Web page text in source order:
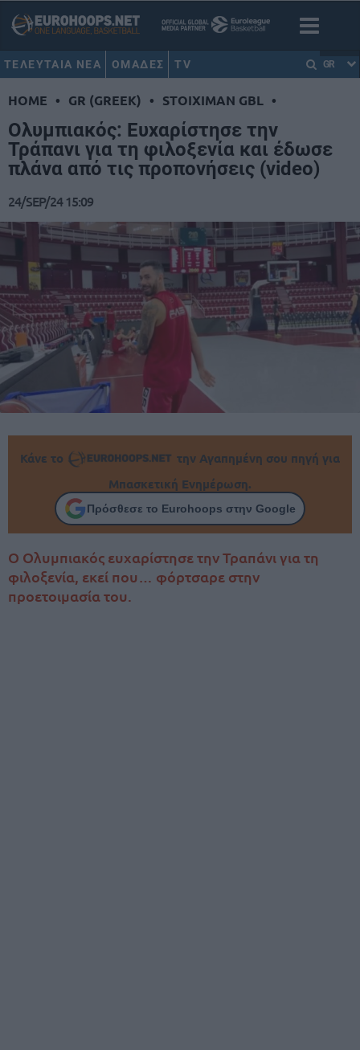
ΤΕΛΕΥΤΑΙΑ ΝΕΑ ΟΜΑΔΕΣ TV GR
HOME • GR (GREEK) • STOIXIMAN GBL •
Ολυμπιακός: Ευχαρίστησε την
Τράπανι για τη φιλοξενία και έδωσε
πλάνα από τις προπονήσεις (video)
24/SEP/24 15:09
Κάνε το
την Αγαπημένη σου πηγή για
Μπασκετική Ενημέρωση.
Πρόσθεσε το Eurohoops στην Google
Ο Ολυμπιακός ευχαρίστησε την Τραπάνι για τη
φιλοξενία, εκεί που… φόρτσαρε στην
προετοιμασία του.